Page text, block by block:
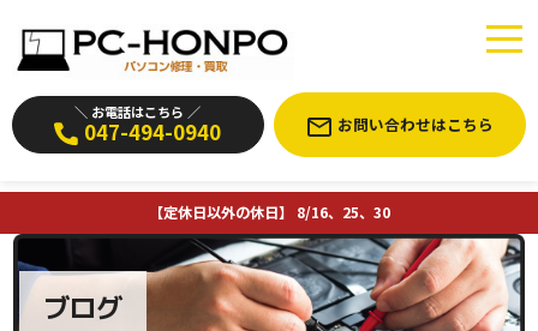
＼ お電話はこちら ／
047-494-0940 お問い合わせはこちら
【定休日以外の休日】 8/16、25、30
ブログ